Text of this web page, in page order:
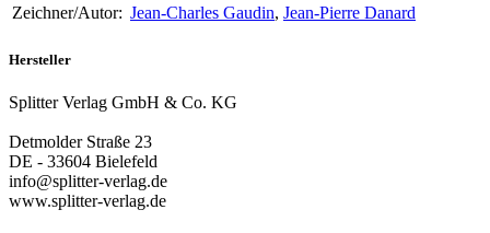
Zeichner/Autor: Jean-Charles Gaudin, Jean-Pierre Danard
Hersteller
Splitter Verlag GmbH & Co. KG
Detmolder Straße 23
DE - 33604 Bielefeld
info@splitter-verlag.de
www.splitter-verlag.de